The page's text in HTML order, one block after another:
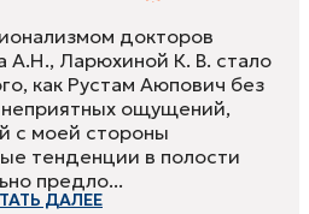
докторов
А.Н., Ларюхиной К. В. стало
как Рустам Аюпович без
ощущений,
с моей стороны
тенденции в полости
предло...
ДАЛЕЕ